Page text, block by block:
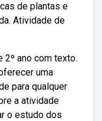
de plantas e
Atividade de
2º ano com texto.
uma
para qualquer
a atividade
o estudo dos